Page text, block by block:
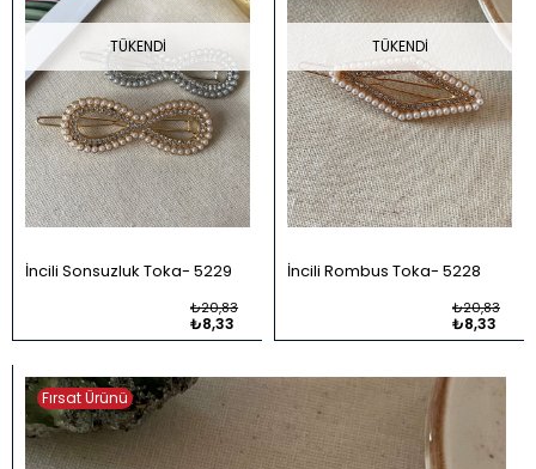
TÜKENDI
İncili Sonsuzluk Toka 5229
₺8,33
₺20,83
TÜKENDI
İncili Rombus Toka 5228
₺8,33
₺20,83
Fırsat Ürünü